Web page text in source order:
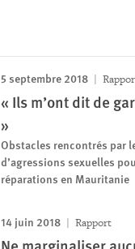
5 septembre 2018
« Ils m’ont dit de
»
Obstacles rencontrés par
d’agressions sexuelles
réparations en Mauritanie
14 juin 2018 Rapport